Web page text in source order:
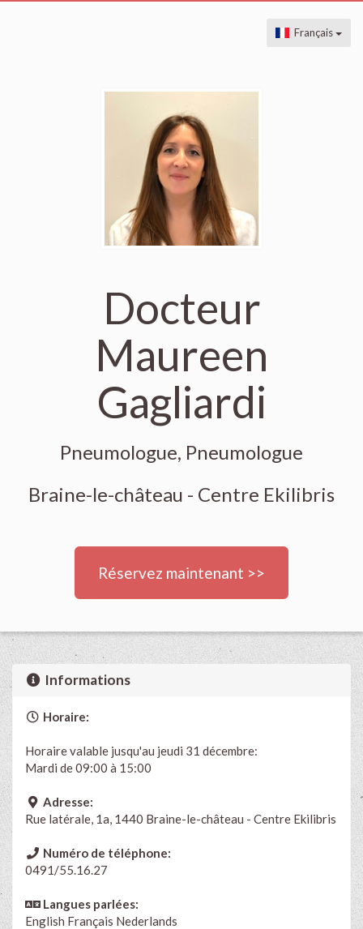
Français
Docteur
Maureen
Gagliardi
Pneumologue, Pneumologue
Braine-le-château - Centre Ekilibris
Réservez maintenant >>
Informations
Horaire:
Horaire valable jusqu'au jeudi 31 décembre:
Mardi de 09:00 à 15:00
Adresse:
Rue latérale, 1a, 1440 Braine-le-château - Centre Ekilibris
Numéro de téléphone:
0491/55.16.27
Langues parlées:
English Français Nederlands